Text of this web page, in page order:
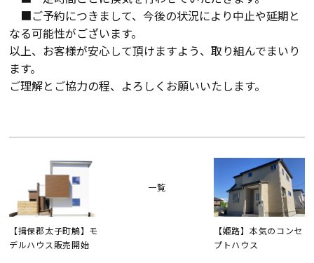
■ご予約につきまして、今後の状況により中止や延期と
なる可能性がございます。
以上、お客様が安心して頂けますよう、取り組んでまいり
ます。
ご理解とご協力の程、よろしくお願いいたします。
【揖保郡太子町鵤】モ
デルハウス販売開始
一覧
【姫路】本気のコンセ
プトハウス